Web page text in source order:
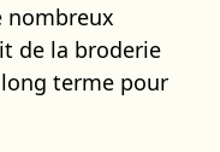
nombreux
de la broderie
terme pour